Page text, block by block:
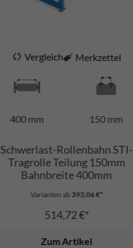
Vergleich Merkzettel
400 mm 150 mm
Schwerlast-Rollenbahn STI-
Tragrolle Teilung 150mm
Bahnbreite 400mm
Varianten ab 393,06 €*
514,72 €*
Zum Artikel